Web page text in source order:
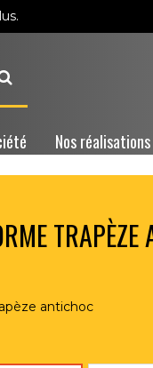
Nos réalisations
antichoc